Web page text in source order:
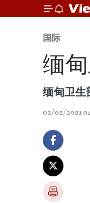
国际
缅
缅甸卫生
02/02/2021